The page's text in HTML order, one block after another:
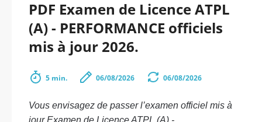
PDF Examen de Licence ATPL
(A) - PERFORMANCE officiels
mis à jour 2026.
5 min. 06/08/2026 06/08/2026
Vous envisagez de passer l’examen officiel mis à
jour Examen de Licence ATPL (A) -